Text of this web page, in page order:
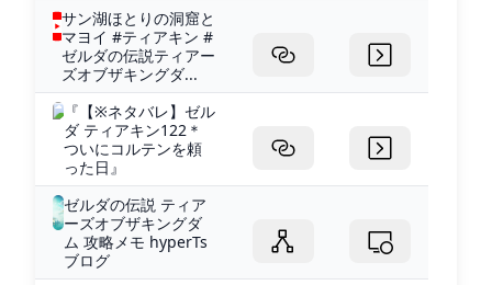
サン湖ほとりの洞窟と
マヨイ #ティアキン #
ゼルダの伝説ティアー
ズオブザキングダ...
『【※ネタバレ】ゼル
ダ ティアキン122＊
ついにコルテンを頼
った日』
ゼルダの伝説 ティア
ーズオブザキングダ
ム 攻略メモ hyperTs
ブログ